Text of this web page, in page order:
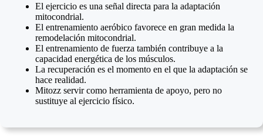
El ejercicio es una señal directa para la adaptación
mitocondrial.
El entrenamiento aeróbico favorece en gran medida la
remodelación mitocondrial.
El entrenamiento de fuerza también contribuye a la
capacidad energética de los músculos.
La recuperación es el momento en el que la adaptación se
hace realidad.
Mitozz servir como herramienta de apoyo, pero no
sustituye al ejercicio físico.